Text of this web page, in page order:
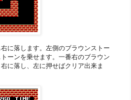
に落します。左側のブラウンストー
ーンを乗せます。一番右のブラウン
に落し、左に押せばクリア出来ま